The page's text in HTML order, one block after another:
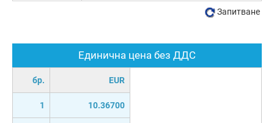
Единична цена без ДДС
бр. EUR
1 10.36700
Запитване